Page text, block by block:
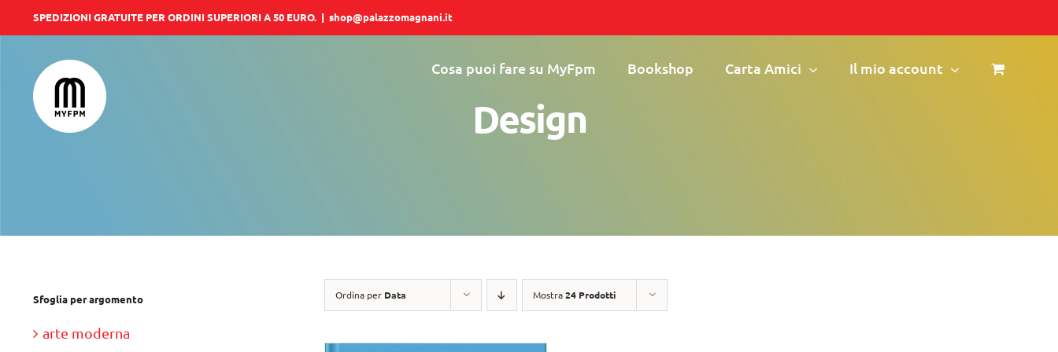
al
contenuto
SPEDIZIONI GRATUITE PER ORDINI SUPERIORI A 50 EURO. | shop@palazzomagnani.it
Cosa puoi fare su MyFpm Bookshop Carta Amici Il mio account
Design
Ordina per Data Mostra24 Prodotti
Sfoglia per argomento
arte moderna